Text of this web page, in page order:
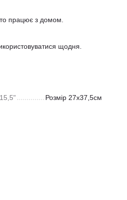
працює з домом.
щодня.
Розмір 27х37,5см